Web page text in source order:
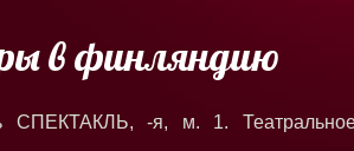
в финляндию
СПЕКТАКЛЬ, -я, м. 1.